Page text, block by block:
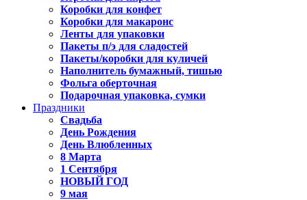
Коробки для конфет
Коробки для макаронс
Ленты для упаковки
Пакеты п/э для сладостей
Пакеты/коробки для куличей
Наполнитель бумажный, тишью
Фольга оберточная
Подарочная упаковка, сумки
Праздники
Свадьба
День Рождения
День Влюбленных
8 Марта
1 Сентября
НОВЫЙ ГОД
9 мая